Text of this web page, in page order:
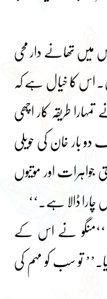
میں تھانے دار محی
اس کا خیال ہے کہ
طریقہ کار اچھی
بار خان کی حویلی
اور موتیوں
چارا ڈالا ہے۔‘‘
‘‘منگو نے اس کے
تو سب کو مہم کی